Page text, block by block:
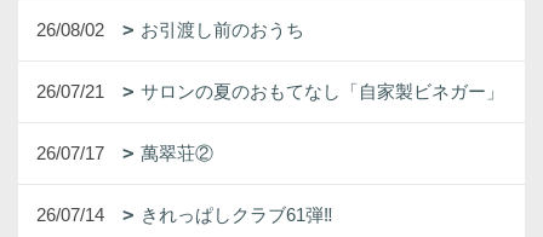
26/08/02 お引渡し前のおうち
26/07/21 サロンの夏のおもてなし「自家製ビネガー」
26/07/17 萬翠荘②
26/07/14 きれっぱしクラブ61弾‼